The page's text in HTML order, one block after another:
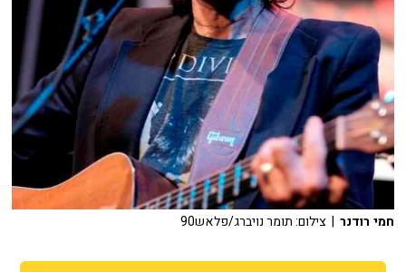
חמי רודנר | צילום: תומר נויברג/פלאש90